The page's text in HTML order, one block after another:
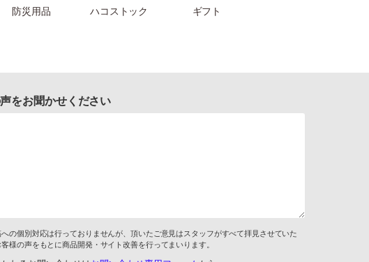
防災用品 ハコストック ギフト
をお聞かせください
の個別対応は行っておりませんが、頂いたご意見はスタッフがすべて拝見させていた
様の声をもとに商品開発・サイト改善を行ってまいります。